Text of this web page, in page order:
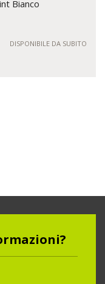
Bianco
DISPONIBILE DA SUBITO